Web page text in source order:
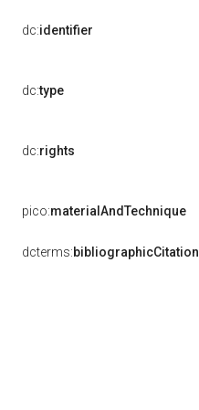
dc:identifier
dc:type
dc:rights
pico:materialAndTechnique
dcterms:bibliographicCitation